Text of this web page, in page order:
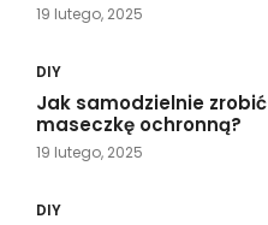
19 lutego, 2025
DIY
Jak samodzielnie zrobić
maseczkę ochronną?
19 lutego, 2025
DIY